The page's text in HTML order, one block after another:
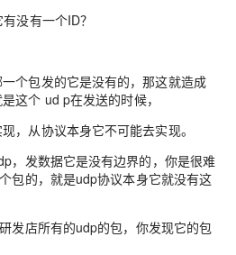
没有一个ID？
个包发的它是没有的，那这就造成
这个 ud p在发送的时候，
，从协议本身它不可能去实现。
，发数据它是没有边界的，你是很难
包的，就是udp协议本身它就没有这
发店所有的udp的包，你发现它的包